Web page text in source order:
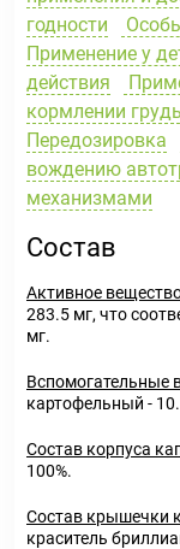
годности
Применение у
действия
кормлении
Передозировка
вождению
механизмами
Состав
Активное
283.5 мг, что
мг.
Вспомогательные
картофельный -
Состав корпуса
100%.
Состав крышечки
краситель